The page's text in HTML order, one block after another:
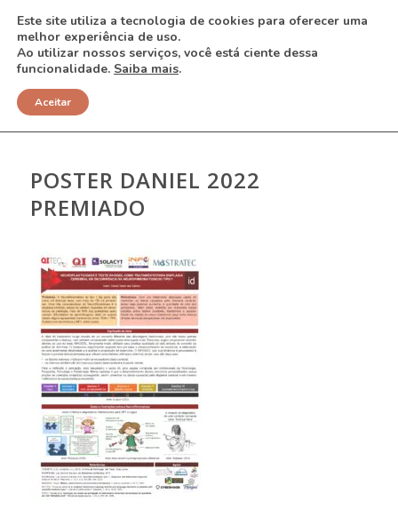
NOTÍCIAS
POSTER DANIEL 2022
PREMIADO
Este site utiliza a tecnologia de cookies para oferecer uma
melhor experiência de uso.
Ao utilizar nossos serviços, você está ciente dessa
funcionalidade. Saiba mais.
Aceitar